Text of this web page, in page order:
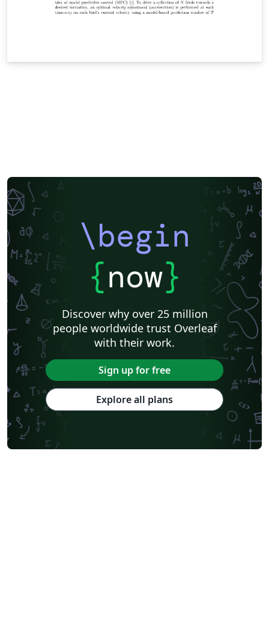
\begin
{now}
Discover why over 25 million
people worldwide trust Overleaf
with their work.
Sign up for free
Explore all plans